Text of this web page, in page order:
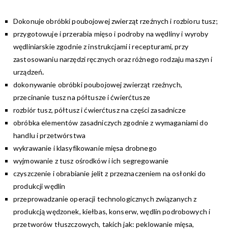
Dokonuje obróbki poubojowej zwierząt rzeźnych i rozbioru tusz;
przygotowuje i przerabia mięso i podroby na wędliny i wyroby
wędliniarskie zgodnie z instrukcjami i recepturami, przy
zastosowaniu narzędzi ręcznych oraz różnego rodzaju maszyn i
urządzeń.
dokonywanie obróbki poubojowej zwierząt rzeźnych,
przecinanie tusz na półtusze i ćwierćtusze
rozbiór tusz, półtusz i ćwierćtusz na części zasadnicze
obróbka elementów zasadniczych zgodnie z wymaganiami do
handlu i przetwórstwa
wykrawanie i klasyfikowanie mięsa drobnego
wyjmowanie z tusz ośrodków i ich segregowanie
czyszczenie i obrabianie jelit z przeznaczeniem na osłonki do
produkcji wędlin
przeprowadzanie operacji technologicznych związanych z
produkcją wędzonek, kiełbas, konserw, wędlin podrobowych i
przetworów tłuszczowych, takich jak: peklowanie mięsa,